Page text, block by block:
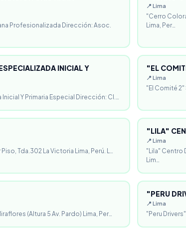
Profesionalizada Dirección: Asoc.
📍 Lima
"Cerro
Lima, Per…
INICIAL Y
Y Primaria Especial Dirección: Cl.…
"EL
📍 Lima
"El Comité 2"
Tda.302 La Victoria Lima, Perú. L…
"LILA"
📍 Lima
"Lila" Centro
Lim…
(Altura 5 Av. Pardo) Lima, Per…
"PERU
📍 Lima
"Peru